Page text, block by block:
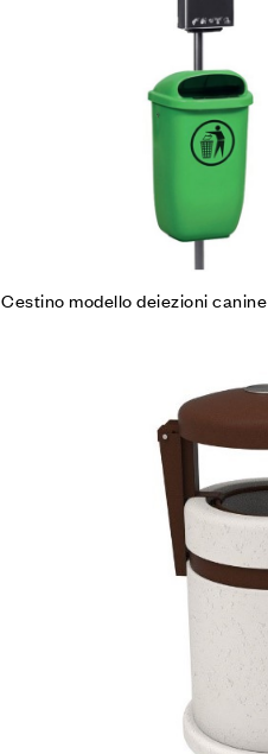
Cestino modello deiezioni canine
Aggiungi alla Lista desideri